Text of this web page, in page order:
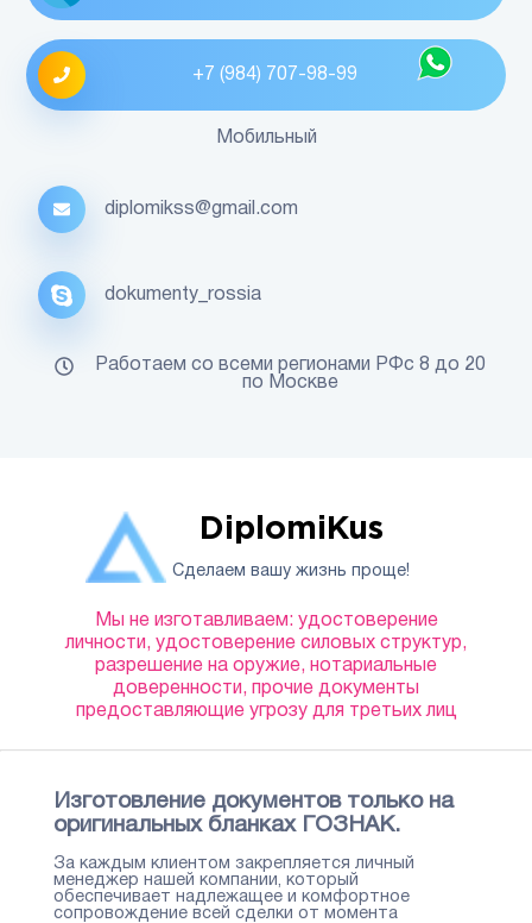
DiplomiKus
Сделаем вашу жизнь проще!
Мы не изготавливаем: удостоверение
личности, удостоверение силовых структур,
разрешение на оружие, нотариальные
доверенности, прочие документы
предоставляющие угрозу для третьих лиц
Изготовление документов только на
оригинальных бланках ГОЗНАК.
За каждым клиентом закрепляется личный
менеджер нашей компании, который
обеспечивает надлежащее и комфортное
сопровождение всей сделки от момента
+7 (984) 707-98-99
Мобильный
diplomikss@gmail.com
dokumenty_rossia
Работаем со всеми регионами РФс 8 до 20
по Москве